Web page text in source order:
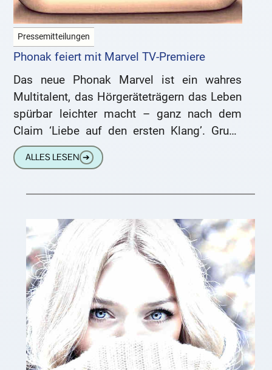
Pressemitteilungen
Phonak feiert mit Marvel TV-Premiere
Das neue Phonak Marvel ist ein wahres
Multitalent, das Hörgeräteträgern das Leben
spürbar leichter macht – ganz nach dem
Claim ‘Liebe auf den ersten Klang’. Grund
genug, dem neuen Hörsystem
ALLES LESEN ➔